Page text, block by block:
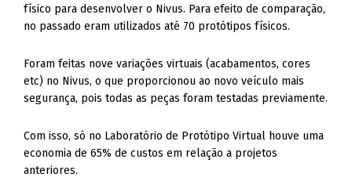
físico para desenvolver o Nivus. Para efeito de comparação,
no passado eram utilizados até 70 protótipos físicos.
Foram feitas nove variações virtuais (acabamentos, cores
etc) no Nivus, o que proporcionou ao novo veículo mais
segurança, pois todas as peças foram testadas previamente.
Com isso, só no Laboratório de Protótipo Virtual houve uma
economia de 65% de custos em relação a projetos
anteriores.